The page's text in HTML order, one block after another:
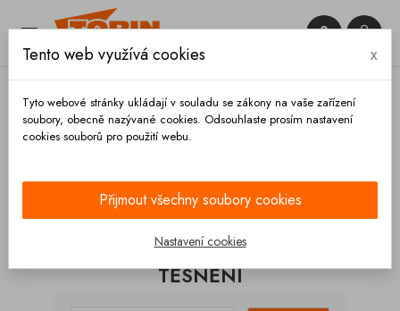
 

KATEGORIE
TĚSNĚNÍ
Tento web využívá cookies x
Tyto webové stránky ukládají v souladu se zákony na vaše zařízení
soubory, obecně nazývané cookies. Odsouhlaste prosím nastavení
cookies souborů pro použití webu.
Přijmout všechny soubory cookies
Nastavení cookies